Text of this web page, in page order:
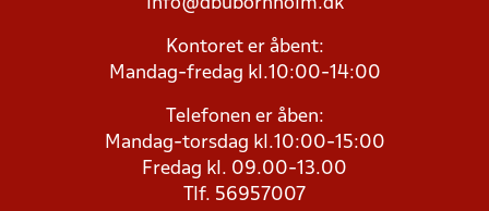
info@dbubornholm.dk
Kontoret er åbent:
Mandag-fredag kl.10:00-14:00
Telefonen er åben:
Mandag-torsdag kl.10:00-15:00
Fredag kl. 09.00-13.00
Tlf. 56957007